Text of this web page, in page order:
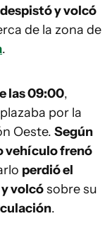
y volcó
de la zona de
.
las 09:00,
por la
Oeste. Según
vehículo frenó
perdió el
volcósobre su
.